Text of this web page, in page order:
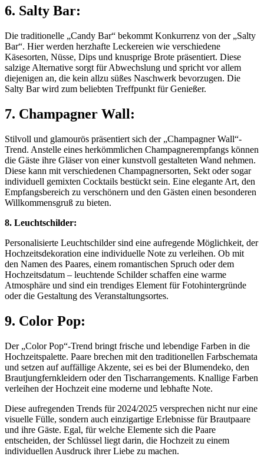
6. Salty Bar:
Die traditionelle „Candy Bar“ bekommt Konkurrenz von der „Salty
Bar“. Hier werden herzhafte Leckereien wie verschiedene
Käsesorten, Nüsse, Dips und knusprige Brote präsentiert. Diese
salzige Alternative sorgt für Abwechslung und spricht vor allem
diejenigen an, die kein allzu süßes Naschwerk bevorzugen. Die
Salty Bar wird zum beliebten Treffpunkt für Genießer.
7. Champagner Wall:
Stilvoll und glamourös präsentiert sich der „Champagner Wall“-
Trend. Anstelle eines herkömmlichen Champagnerempfangs können
die Gäste ihre Gläser von einer kunstvoll gestalteten Wand nehmen.
Diese kann mit verschiedenen Champagnersorten, Sekt oder sogar
individuell gemixten Cocktails bestückt sein. Eine elegante Art, den
Empfangsbereich zu verschönern und den Gästen einen besonderen
Willkommensgruß zu bieten.
8. Leuchtschilder:
Personalisierte Leuchtschilder sind eine aufregende Möglichkeit, der
Hochzeitsdekoration eine individuelle Note zu verleihen. Ob mit
den Namen des Paares, einem romantischen Spruch oder dem
Hochzeitsdatum – leuchtende Schilder schaffen eine warme
Atmosphäre und sind ein trendiges Element für Fotohintergründe
oder die Gestaltung des Veranstaltungsortes.
9. Color Pop:
Der „Color Pop“-Trend bringt frische und lebendige Farben in die
Hochzeitspalette. Paare brechen mit den traditionellen Farbschemata
und setzen auf auffällige Akzente, sei es bei der Blumendeko, den
Brautjungfernkleidern oder den Tischarrangements. Knallige Farben
verleihen der Hochzeit eine moderne und lebhafte Note.
Diese aufregenden Trends für 2024/2025 versprechen nicht nur eine
visuelle Fülle, sondern auch einzigartige Erlebnisse für Brautpaare
und ihre Gäste. Egal, für welche Elemente sich die Paare
entscheiden, der Schlüssel liegt darin, die Hochzeit zu einem
individuellen Ausdruck ihrer Liebe zu machen.